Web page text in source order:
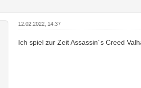
12.02.2022, 14:37
Ich spiel zur Zeit Assassin´s Creed